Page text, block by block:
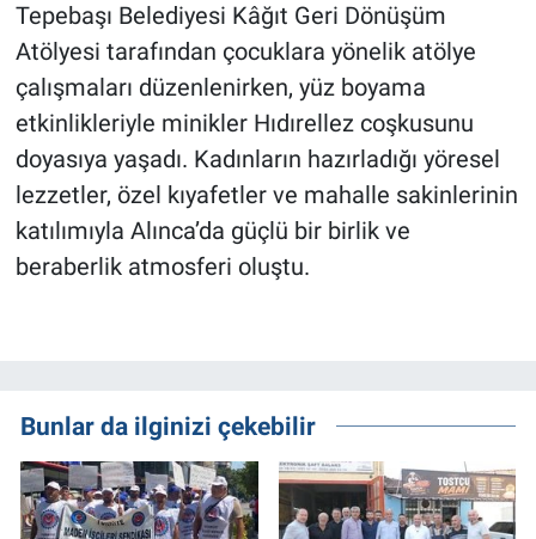
Tepebaşı Belediyesi Kâğıt Geri Dönüşüm
Atölyesi tarafından çocuklara yönelik atölye
çalışmaları düzenlenirken, yüz boyama
etkinlikleriyle minikler Hıdırellez coşkusunu
doyasıya yaşadı. Kadınların hazırladığı yöresel
lezzetler, özel kıyafetler ve mahalle sakinlerinin
katılımıyla Alınca’da güçlü bir birlik ve
beraberlik atmosferi oluştu.
Bunlar da ilginizi çekebilir